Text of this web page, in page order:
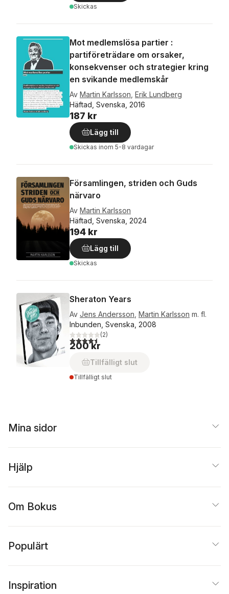
Skickas
Mot medlemslösa partier :
partiföreträdare om orsaker,
konsekvenser och strategier kring
en svikande medlemskår
Av Martin Karlsson Erik Lundberg
Häftad, Svenska, 2016
187 kr
Lägg till
Skickas inom 5-8 vardagar
Församlingen, striden och Guds
närvaro
Av Martin Karlsson
Häftad, Svenska, 2024
194 kr
Lägg till
Skickas
Sheraton Years
Av Jens Andersson Martin Karlsson m. fl.
Inbunden, Svenska, 2008
4,5utav 5 stjärnor. Totalt antal röster:
(2)
200 kr
Tillfälligt slut
Tillfälligt slut
Mina sidor
Hjälp
Om Bokus
Populärt
Inspiration